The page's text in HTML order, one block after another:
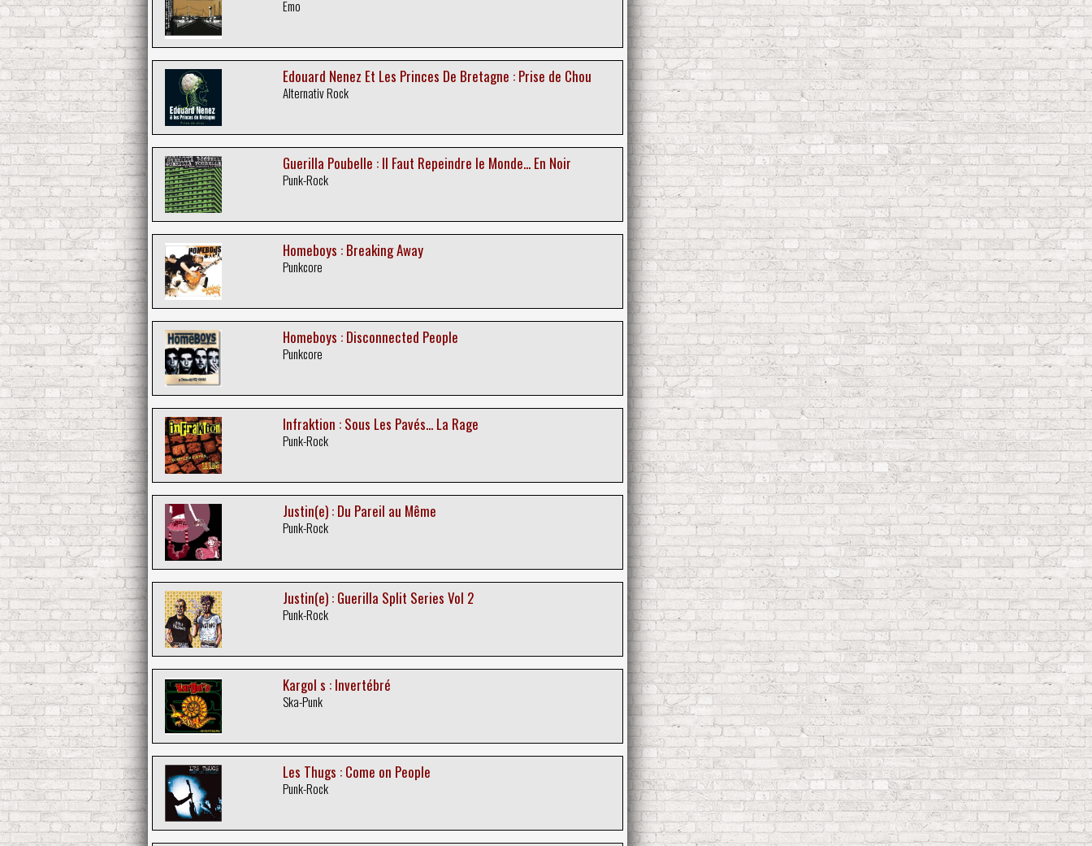
Emo
Edouard Nenez Et Les Princes De Bretagne : Prise de Chou
Alternativ Rock
Guerilla Poubelle : Il Faut Repeindre le Monde... En Noir
Punk-Rock
Homeboys : Breaking Away
Punkcore
Homeboys : Disconnected People
Punkcore
Infraktion : Sous Les Pavés... La Rage
Punk-Rock
Justin(e) : Du Pareil au Même
Punk-Rock
Justin(e) : Guerilla Split Series Vol 2
Punk-Rock
Kargol s : Invertébré
Ska-Punk
Les Thugs : Come on People
Punk-Rock